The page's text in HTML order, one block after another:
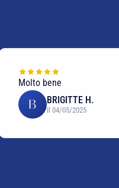
Molto bene
B BRIGITTE H.
Il 04/05/2025